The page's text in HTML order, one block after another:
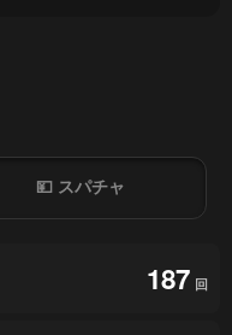
💴 スパチャ
187 回